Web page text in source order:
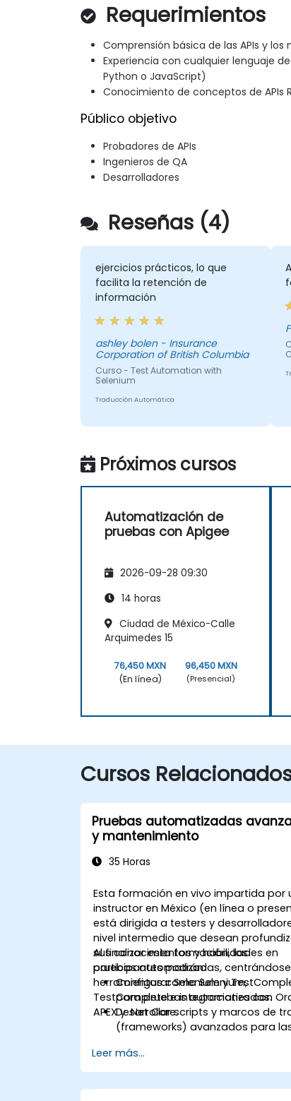
Requerimientos
Comprensión básica de las APIs y los
Experiencia con cualquier lenguaje
Python o JavaScript)
Conocimiento de conceptos de APIs
Público objetivo
Probadores de APIs
Ingenieros de QA
Desarrolladores
Reseñas (4)
ejercicios prácticos, lo que
facilita la retención de
información
ashley bolen - Insurance
Corporation of British Columbia
Curso - Test Automation with
Selenium
Traducción Automática
Próximos cursos
Automatización de
pruebas con Apigee
2026-09-28 09:30
14 horas
Ciudad de México-Calle
Arquimedes 15
76,450 MXN
(En línea)
96,450 MXN
(Presencial)
Cursos
Pruebas automatizadas
y mantenimiento
35 Horas
Esta formación en vivo impartida por
instructor en México (en línea o
está dirigida a testers y
nivel intermedio que desean
sus conocimientos y habilidades en
pruebas automatizadas,
herramientas como Selenium,
TestComplete e integraciones con
APEX y .Net Core.
Al finalizar esta formación, los
participantes podrán:
Configurar Selenium y
para pruebas automatizadas.
Desarrollar scripts y marcos de
(frameworks) avanzados para
Integrar las pruebas
con aplicaciones Oracle APEX y
Core.
Leer más...